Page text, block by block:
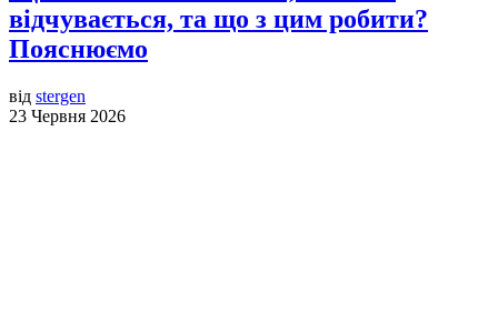
відчувається, та що з цим робити?
Пояснюємо
від stergen
23 Червня 2026